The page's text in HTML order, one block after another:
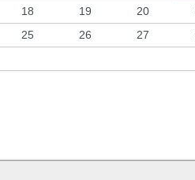
18 19 20
25 26 27